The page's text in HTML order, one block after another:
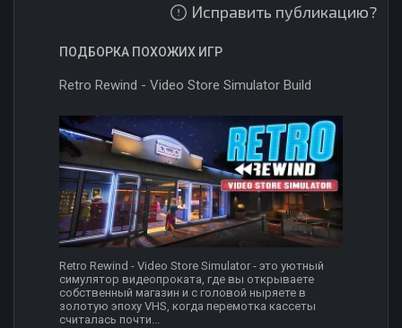
Исправить публикацию?
ПОДБОРКА ПОХОЖИХ ИГР
Retro Rewind - Video Store Simulator Build
Retro Rewind - Video Store Simulator - это уютный
симулятор видеопроката, где вы открываете
собственный магазин и с головой ныряете в
золотую эпоху VHS, когда перемотка кассеты
считалась почти...